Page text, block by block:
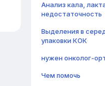
Анализ кала,
недостаточность
Выделения в
упаковки КОК
нужен онколог-
Чем помочь